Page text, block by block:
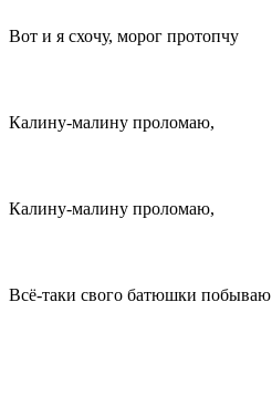
Вот и я схочу, морог протопчу
Калину-малину проломаю,
Калину-малину проломаю,
Всё-таки свого батюшки побываю